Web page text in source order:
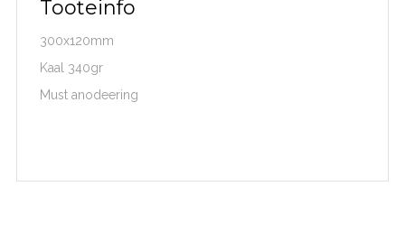
Tooteinfo
300x120mm
Kaal 340gr
Must anodeering